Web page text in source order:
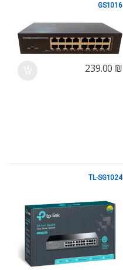
10/100/1000
GS1016
239.00 ₪
10/100/1000
TL-SG1024